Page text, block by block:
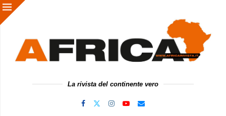
La rivista del continente vero